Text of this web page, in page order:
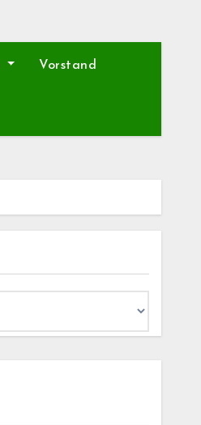
Vorstand